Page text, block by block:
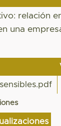
relación
una